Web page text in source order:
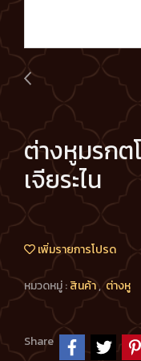
ต่างหูมรกต
เจียระไน
เพิ่มรายการโปรด
หมวดหมู่ :สินค้า, ต่างหู
Share